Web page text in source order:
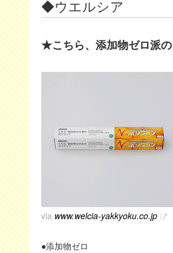
◆ウエルシア
★こちら、添加物ゼロ派
via www.welcia-yakkyoku.co.jp
●添加物ゼロ